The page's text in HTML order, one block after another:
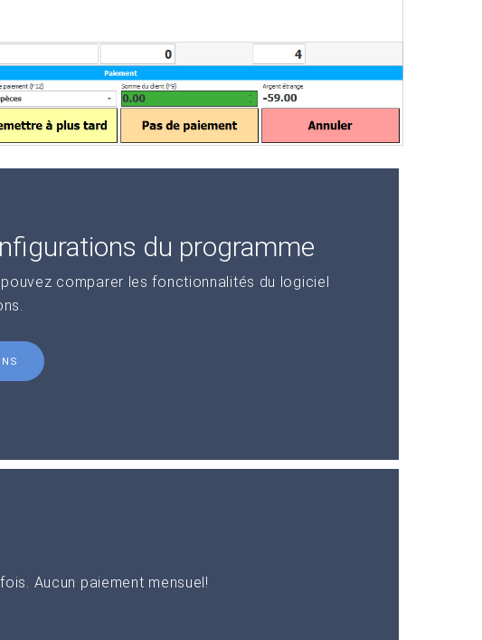
du programme
comparer les fonctionnalités du logiciel
Aucun paiement mensuel!